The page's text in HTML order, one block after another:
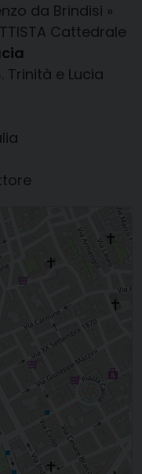
da Brindisi »
Cattedrale
Trinità e Lucia